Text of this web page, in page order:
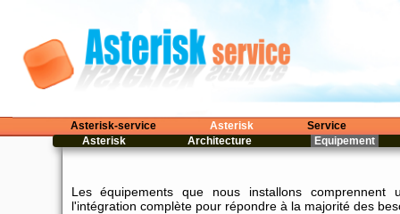
Asterisk-service
Asterisk
Asterisk
Architecture Equipement
Service
Les équipements que nous installons
l'intégration complète pour répondre à la majorité des